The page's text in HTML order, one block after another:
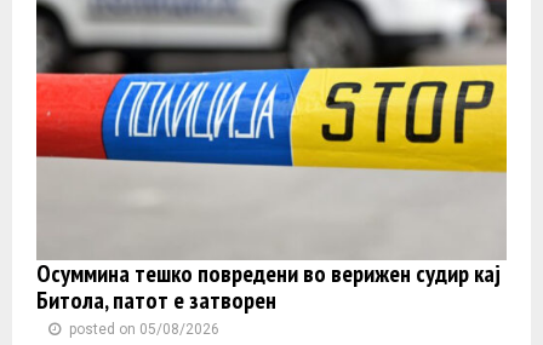
Осуммина тешко повредени во верижен судир кај
Битола, патот е затворен
posted on 05/08/2026